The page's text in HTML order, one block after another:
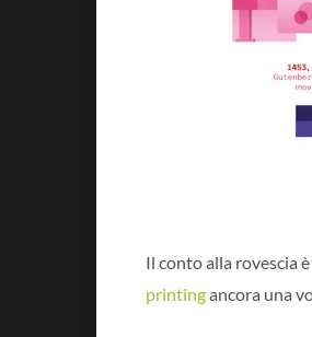
Il conto alla rovescia
printingancora una